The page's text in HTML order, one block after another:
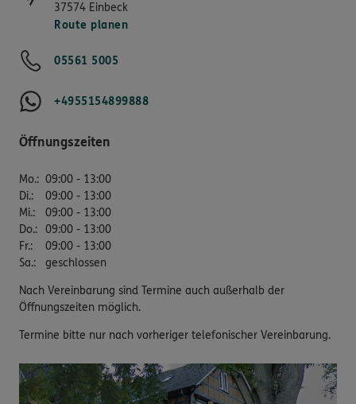
37574 Einbeck
Route planen
05561 5005
+4955154899888
Öffnungszeiten
Mo.: 09:00 - 13:00
Di.:
09:00 - 13:00
Mi.:
09:00 - 13:00
Do.: 09:00 - 13:00
Fr.:
09:00 - 13:00
Sa.: geschlossen
Nach Vereinbarung sind Termine auch außerhalb der
Öffnungszeiten möglich.
Termine bitte nur nach vorheriger telefonischer Vereinbarung.